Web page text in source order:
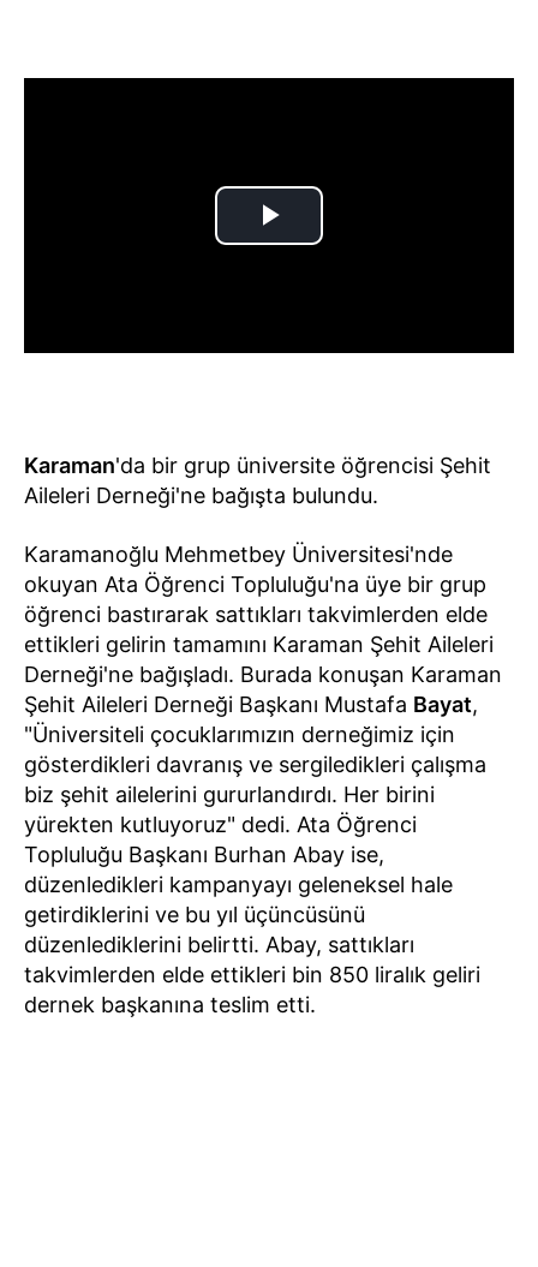
Karaman'da bir grup üniversite öğrencisi Şehit
Aileleri Derneği'ne bağışta bulundu.
Karamanoğlu Mehmetbey Üniversitesi'nde
okuyan Ata Öğrenci Topluluğu'na üye bir grup
öğrenci bastırarak sattıkları takvimlerden elde
ettikleri gelirin tamamını Karaman Şehit Aileleri
Derneği'ne bağışladı. Burada konuşan Karaman
Şehit Aileleri Derneği Başkanı Mustafa Bayat,
"Üniversiteli çocuklarımızın derneğimiz için
gösterdikleri davranış ve sergiledikleri çalışma
biz şehit ailelerini gururlandırdı. Her birini
yürekten kutluyoruz" dedi. Ata Öğrenci
Topluluğu Başkanı Burhan Abay ise,
düzenledikleri kampanyayı geleneksel hale
getirdiklerini ve bu yıl üçüncüsünü
düzenlediklerini belirtti. Abay, sattıkları
takvimlerden elde ettikleri bin 850 liralık geliri
dernek başkanına teslim etti.